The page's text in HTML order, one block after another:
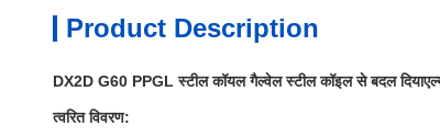
Product Description
DX2D G60 PPGL स्टील कॉयल गैल्वेल स्टील कॉइल से बदल दिया
त्वरित विवरण: